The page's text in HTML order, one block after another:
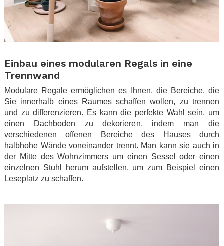
Einbau eines modularen Regals in eine
Trennwand
Modulare Regale ermöglichen es Ihnen, die Bereiche, die
Sie innerhalb eines Raumes schaffen wollen, zu trennen
und zu differenzieren. Es kann die perfekte Wahl sein, um
einen Dachboden zu dekorieren, indem man die
verschiedenen offenen Bereiche des Hauses durch
halbhohe Wände voneinander trennt. Man kann sie auch in
der Mitte des Wohnzimmers um einen Sessel oder einen
einzelnen Stuhl herum aufstellen, um zum Beispiel einen
Leseplatz zu schaffen.